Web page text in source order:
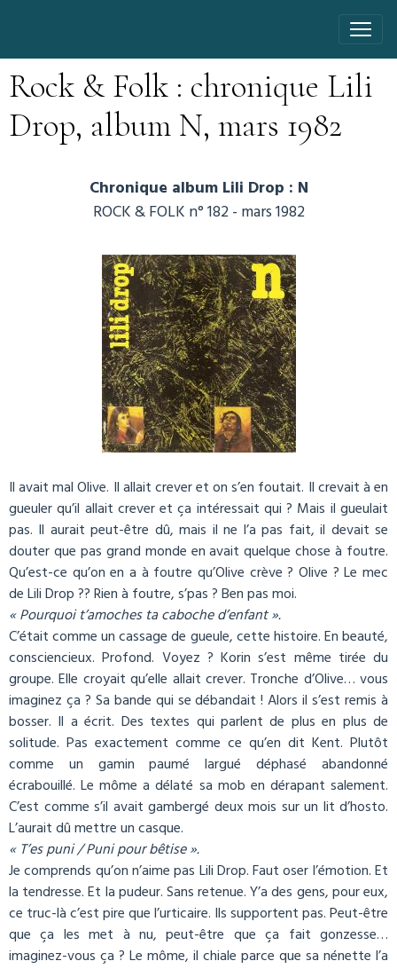
Rock & Folk : chronique Lili
Drop, album N, mars 1982
Chronique album Lili Drop : N
ROCK & FOLK n° 182 - mars 1982
Il avait mal Olive. Il allait crever et on s’en foutait. Il crevait à en
gueuler qu’il allait crever et ça intéressait qui ? Mais il gueulait
pas. Il aurait peut-être dû, mais il ne l’a pas fait, il devait se
douter que pas grand monde en avait quelque chose à foutre.
Qu’est-ce qu’on en a à foutre qu’Olive crève ? Olive ? Le mec
de Lili Drop ?? Rien à foutre, s’pas ? Ben pas moi.
« Pourquoi t’amoches ta caboche d’enfant ».
C’était comme un cassage de gueule, cette histoire. En beauté,
consciencieux. Profond. Voyez ? Korin s’est même tirée du
groupe. Elle croyait qu’elle allait crever. Tronche d’Olive… vous
imaginez ça ? Sa bande qui se débandait ! Alors il s’est remis à
bosser. Il a écrit. Des textes qui parlent de plus en plus de
solitude. Pas exactement comme ce qu’en dit Kent. Plutôt
comme un gamin paumé largué déphasé abandonné
écrabouillé. Le môme a délaté sa mob en dérapant salement.
C’est comme s’il avait gambergé deux mois sur un lit d’hosto.
L’aurait dû mettre un casque.
« T’es puni / Puni pour bêtise ».
Je comprends qu’on n’aime pas Lili Drop. Faut oser l’émotion. Et
la tendresse. Et la pudeur. Sans retenue. Y’a des gens, pour eux,
ce truc-là c’est pire que l’urticaire. Ils supportent pas. Peut-être
que ça les met à nu, peut-être que ça fait gonzesse…
imaginez-vous ça ? Le môme, il chiale parce que sa nénette l’a